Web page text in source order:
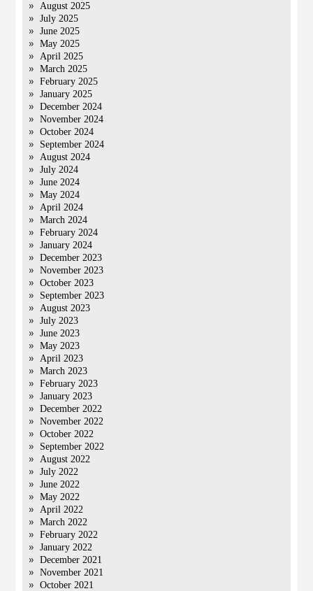
August 2025
July 2025
June 2025
May 2025
April 2025
March 2025
February 2025
January 2025
December 2024
November 2024
October 2024
September 2024
August 2024
July 2024
June 2024
May 2024
April 2024
March 2024
February 2024
January 2024
December 2023
November 2023
October 2023
September 2023
August 2023
July 2023
June 2023
May 2023
April 2023
March 2023
February 2023
January 2023
December 2022
November 2022
October 2022
September 2022
August 2022
July 2022
June 2022
May 2022
April 2022
March 2022
February 2022
January 2022
December 2021
November 2021
October 2021